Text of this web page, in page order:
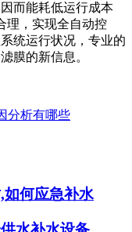
而能耗低运行成本
，实现全自动控
统运行状况，专业的
膜的新信息。
分析有哪些
如何应急补水